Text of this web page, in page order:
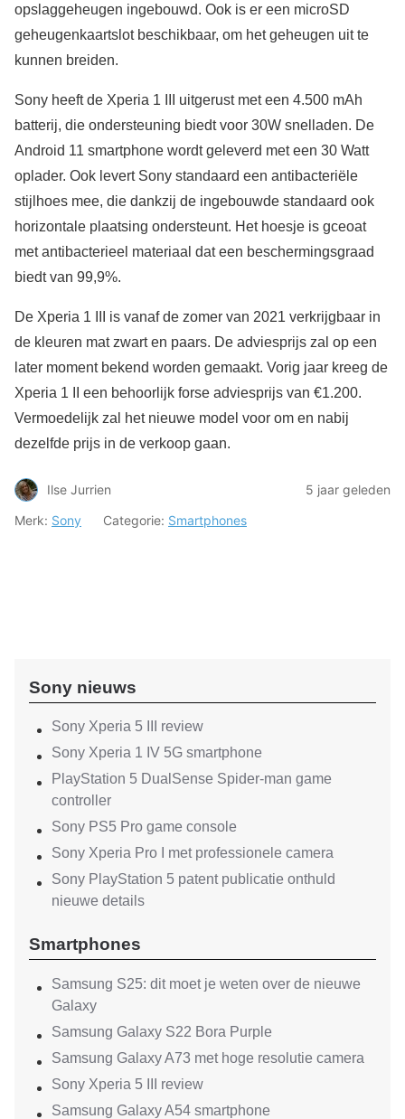
opslaggeheugen ingebouwd. Ook is er een microSD
geheugenkaartslot beschikbaar, om het geheugen uit te
kunnen breiden.
Sony heeft de Xperia 1 III uitgerust met een 4.500 mAh
batterij, die ondersteuning biedt voor 30W snelladen. De
Android 11 smartphone wordt geleverd met een 30 Watt
oplader. Ook levert Sony standaard een antibacteriële
stijlhoes mee, die dankzij de ingebouwde standaard ook
horizontale plaatsing ondersteunt. Het hoesje is gceoat
met antibacterieel materiaal dat een beschermingsgraad
biedt van 99,9%.
De Xperia 1 III is vanaf de zomer van 2021 verkrijgbaar in
de kleuren mat zwart en paars. De adviesprijs zal op een
later moment bekend worden gemaakt. Vorig jaar kreeg de
Xperia 1 II een behoorlijk forse adviesprijs van €1.200.
Vermoedelijk zal het nieuwe model voor om en nabij
dezelfde prijs in de verkoop gaan.
Ilse Jurrien
5 jaar geleden
Merk: Sony Categorie: Smartphones
Sony nieuws
Sony Xperia 5 III review
Sony Xperia 1 IV 5G smartphone
PlayStation 5 DualSense Spider-man game
controller
Sony PS5 Pro game console
Sony Xperia Pro I met professionele camera
Sony PlayStation 5 patent publicatie onthuld
nieuwe details
Smartphones
Samsung S25: dit moet je weten over de nieuwe
Galaxy
Samsung Galaxy S22 Bora Purple
Samsung Galaxy A73 met hoge resolutie camera
Sony Xperia 5 III review
Samsung Galaxy A54 smartphone